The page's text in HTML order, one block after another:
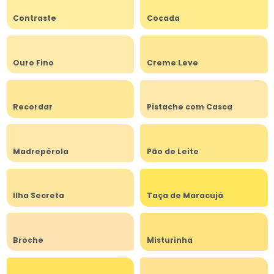
Contraste Cocada
Ouro Fino Creme Leve
Recordar Pistache com Casca
Madrepérola Pão de Leite
Ilha Secreta Taça de Maracujá
Broche Misturinha